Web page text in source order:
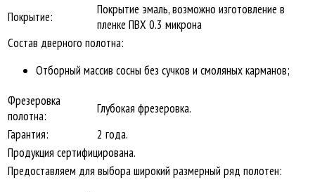
Покрытие:
Покрытие эмаль, возможно изготовление в
пленке ПВХ 0.3 микрона
Состав дверного полотна:
Отборный массив сосны без сучков и смоляных карманов;
Фрезеровка
полотна:
Глубокая фрезеровка.
Гарантия:
2 года.
Продукция сертифицирована.
Предоставляем для выбора широкий размерный ряд полотен: